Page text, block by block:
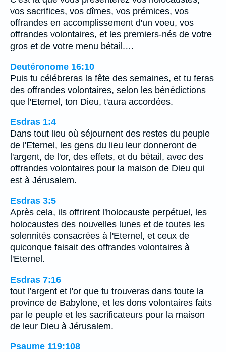
vos sacrifices, vos dîmes, vos prémices, vos
offrandes en accomplissement d'un voeu, vos
offrandes volontaires, et les premiers-nés de votre
gros et de votre menu bétail.…
Deutéronome 16:10
Puis tu célébreras la fête des semaines, et tu feras
des offrandes volontaires, selon les bénédictions
que l'Eternel, ton Dieu, t'aura accordées.
Esdras 1:4
Dans tout lieu où séjournent des restes du peuple
de l'Eternel, les gens du lieu leur donneront de
l'argent, de l'or, des effets, et du bétail, avec des
offrandes volontaires pour la maison de Dieu qui
est à Jérusalem.
Esdras 3:5
Après cela, ils offrirent l'holocauste perpétuel, les
holocaustes des nouvelles lunes et de toutes les
solennités consacrées à l'Eternel, et ceux de
quiconque faisait des offrandes volontaires à
l'Eternel.
Esdras 7:16
tout l'argent et l'or que tu trouveras dans toute la
province de Babylone, et les dons volontaires faits
par le peuple et les sacrificateurs pour la maison
de leur Dieu à Jérusalem.
Psaume 119:108